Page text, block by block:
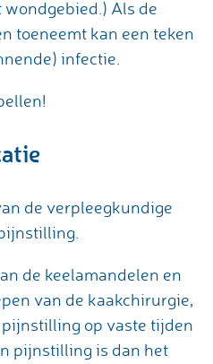
Als de
toeneemt kan een teken
infectie.
de verpleegkundige
de keelamandelen en
van de kaakchirurgie,
op vaste tijden
pijnstilling is dan het